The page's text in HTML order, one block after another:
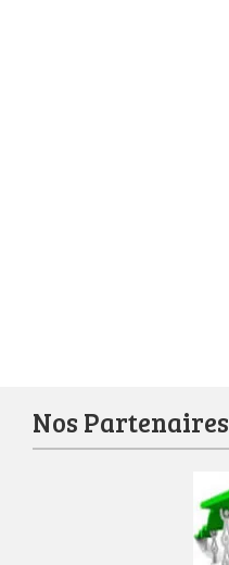
Nos Partenaires